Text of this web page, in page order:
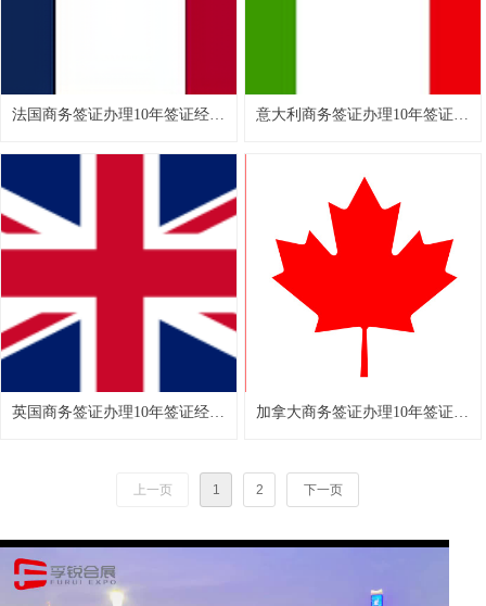
法国商务签证办理10年签证经验
意大利商务签证办理10年签证经
英国商务签证办理10年签证经验
加拿大商务签证办理10年签证经
上一页 1 2 下一页